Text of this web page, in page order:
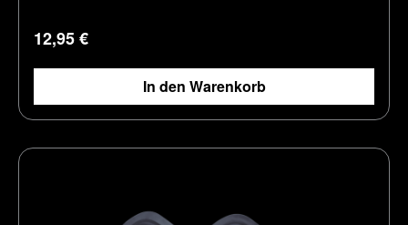
Regulärer Preis:
12,95 €
In den Warenkorb